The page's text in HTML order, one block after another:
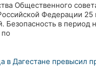
Общественного
Федерации 25
в период
Дагестане превысил